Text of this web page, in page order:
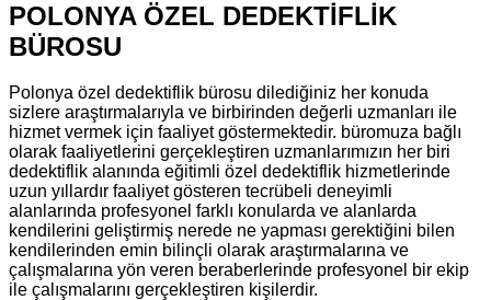
POLONYA ÖZEL DEDEKTİFLİK
BÜROSU
Polonya özel dedektiflik bürosu dilediğiniz her konuda
sizlere araştırmalarıyla ve birbirinden değerli uzmanları ile
hizmet vermek için faaliyet göstermektedir. büromuza bağlı
olarak faaliyetlerini gerçekleştiren uzmanlarımızın her biri
dedektiflik alanında eğitimli özel dedektiflik hizmetlerinde
uzun yıllardır faaliyet gösteren tecrübeli deneyimli
alanlarında profesyonel farklı konularda ve alanlarda
kendilerini geliştirmiş nerede ne yapması gerektiğini bilen
kendilerinden emin bilinçli olarak araştırmalarına ve
çalışmalarına yön veren beraberlerinde profesyonel bir ekip
ile çalışmalarını gerçekleştiren kişilerdir.